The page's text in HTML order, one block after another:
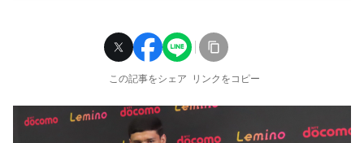
この記事をシェア リンクをコピー